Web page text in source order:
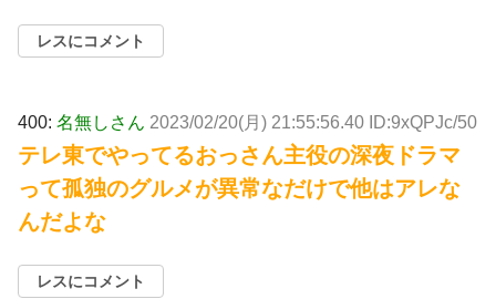
レスにコメント
400: 名無しさん 2023/02/20(月) 21:55:56.40 ID:9xQPJc/50
テレ東でやってるおっさん主役の深夜ドラマ
って孤独のグルメが異常なだけで他はアレな
んだよな
レスにコメント